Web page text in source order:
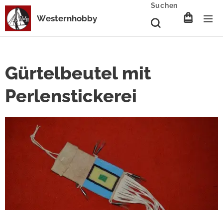
Westernhobby
Suchen
Gürtelbeutel mit
Perlenstickerei